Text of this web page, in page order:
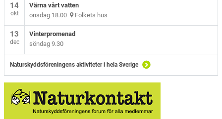
14
okt
Värna vårt vatten
onsdag 18.00 Folkets hus
13
dec
Vinterpromenad
söndag 9.30
Naturskyddsföreningens aktiviteter i hela Sverige